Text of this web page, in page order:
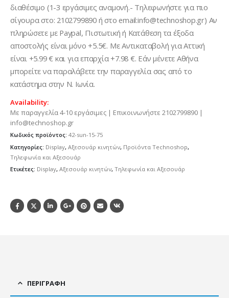
διαθέσιμο (1-3 εργάσιμες αναμονή.- Τηλεφωνήστε για πιο
σίγουρα στο: 2102799890 ή στο email:info@technoshop.gr) Αν
πληρώσετε με Paypal, Πιστωτική ή Κατάθεση τα έξοδα
αποστολής είναι μόνο +5.5€. Με Αντικαταβολή για Αττική
είναι +5.99 € και για επαρχία +7.98 €. Εάν μένετε Αθήνα
μπορείτε να παραλάβετε την παραγγελία σας από το
κατάστημα στην Ν. Ιωνία.
Availability:
Με παραγγελία 4-10 εργάσιμες | Επικοινωνήστε 2102799890 |
info@technoshop.gr
Κωδικός προϊόντος: 42-sun-15-75
Κατηγορίες: Display, Αξεσουάρ κινητών, Προϊόντα Technoshop,
Τηλεφωνία και Αξεσουάρ
Ετικέτες: Display, Αξεσουάρ κινητών, Τηλεφωνία και Αξεσουάρ
ΠΕΡΙΓΡΑΦΉ